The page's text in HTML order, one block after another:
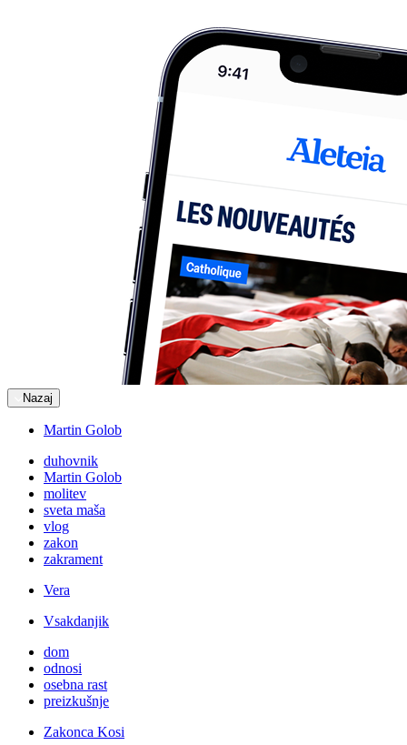
Nazaj
Martin Golob
duhovnik
Martin Golob
molitev
sveta maša
vlog
zakon
zakrament
Vera
Vsakdanjik
dom
odnosi
osebna rast
preizkušnje
Zakonca Kosi